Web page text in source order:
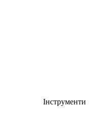
Інструменти